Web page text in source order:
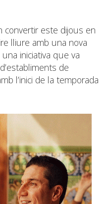
convertir este dijous en
lliure amb una nova
una iniciativa que va
de
l’inici de la temporada